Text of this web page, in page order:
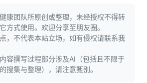
康团队所原创或整理，未经授权不得转
方式使用。欢迎分享至朋友圈。
，不代表本站立场，如有侵权请联系我
容撰写过程部分涉及AI（包括且不限于
搜集与整理），请注意甄别。